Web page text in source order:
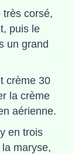
très corsé,
puis le
un grand
crème 30
la crème
aérienne.
en trois
maryse,